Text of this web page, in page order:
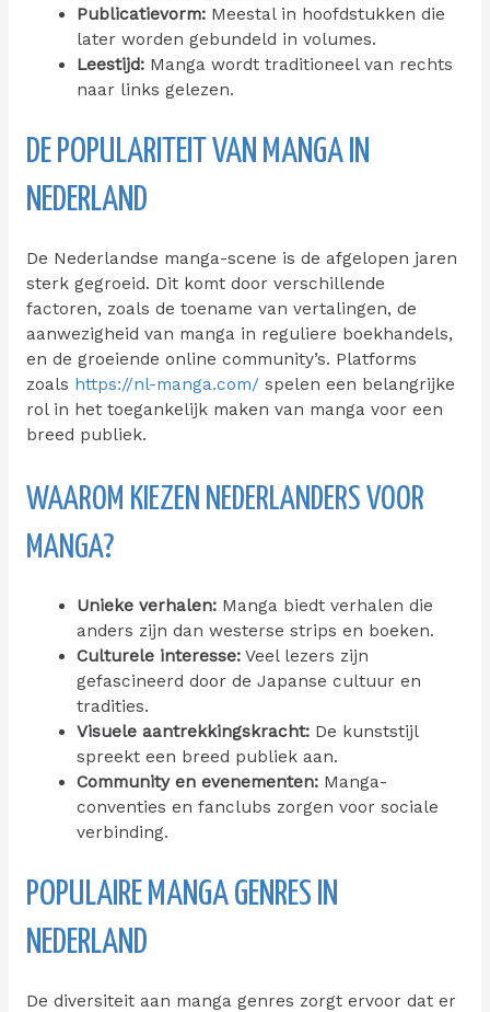
Publicatievorm: Meestal in hoofdstukken die
later worden gebundeld in volumes.
Leestijd: Manga wordt traditioneel van rechts
naar links gelezen.
DE POPULARITEIT VAN MANGA IN
NEDERLAND
De Nederlandse manga-scene is de afgelopen jaren
sterk gegroeid. Dit komt door verschillende
factoren, zoals de toename van vertalingen, de
aanwezigheid van manga in reguliere boekhandels,
en de groeiende online community’s. Platforms
zoals https://nl-manga.com/spelen een belangrijke
rol in het toegankelijk maken van manga voor een
breed publiek.
WAAROM KIEZEN NEDERLANDERS VOOR
MANGA?
Unieke verhalen: Manga biedt verhalen die
anders zijn dan westerse strips en boeken.
Culturele interesse: Veel lezers zijn
gefascineerd door de Japanse cultuur en
tradities.
Visuele aantrekkingskracht: De kunststijl
spreekt een breed publiek aan.
Community en evenementen: Manga-
conventies en fanclubs zorgen voor sociale
verbinding.
POPULAIRE MANGA GENRES IN
NEDERLAND
De diversiteit aan manga genres zorgt ervoor dat er